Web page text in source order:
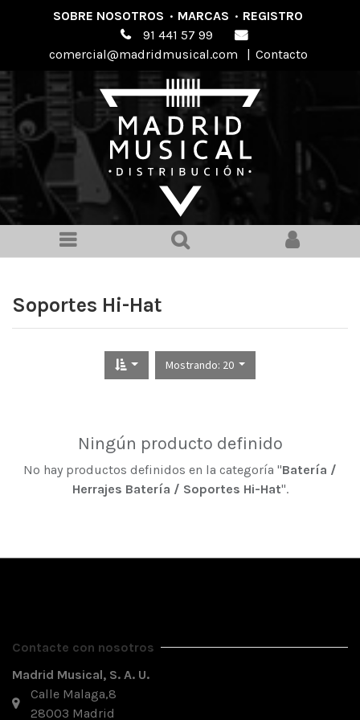
SOBRE NOSOTROS · MARCAS · REGISTRO
91 441 57 99
comercial@madridmusical.com
| Contacto
Soportes Hi-Hat
Mostrando: 20
Ningún producto definido
No hay productos definidos en la categoría "Batería /
Herrajes Batería / Soportes Hi-Hat".
Contacte con nosotros
Madrid Musical, S. A. U.
Calle Malaga,8
28003 Madrid